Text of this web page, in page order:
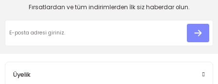
Ürün resmi kalitesiz, bozuk veya görüntülenemiyor.
Ürün bilgilerinde hatalar bulunuyor.
Fırsatlardan ve tüm indirimlerden İlk siz haberdar olun.
Üyelik